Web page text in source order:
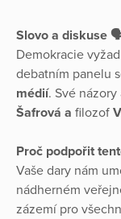
Slovo a diskuse
Demokracie
debatním panelu
médií. Své
Šafrová a filozof
Proč podpořit
Vaše dary nám
nádherném
zázemí pro